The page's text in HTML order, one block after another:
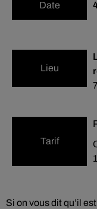
Date
Lieu
Tarif
Si on vous dit qu’il